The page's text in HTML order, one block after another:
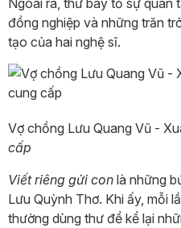
đồng nghiệp và những trăn
tạo của hai nghệ sĩ.
Vợ chồng Lưu Quang Vũ -
cấp
Viết riêng gửi con là những
Lưu Quỳnh Thơ. Khi ấy, mỗi
thường dùng thư để kể lại